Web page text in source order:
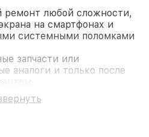
ремонт любой сложности,
на смартфонах и
системными поломками
запчасти или
аналоги и только после
комплектующие
гарантия. В случае